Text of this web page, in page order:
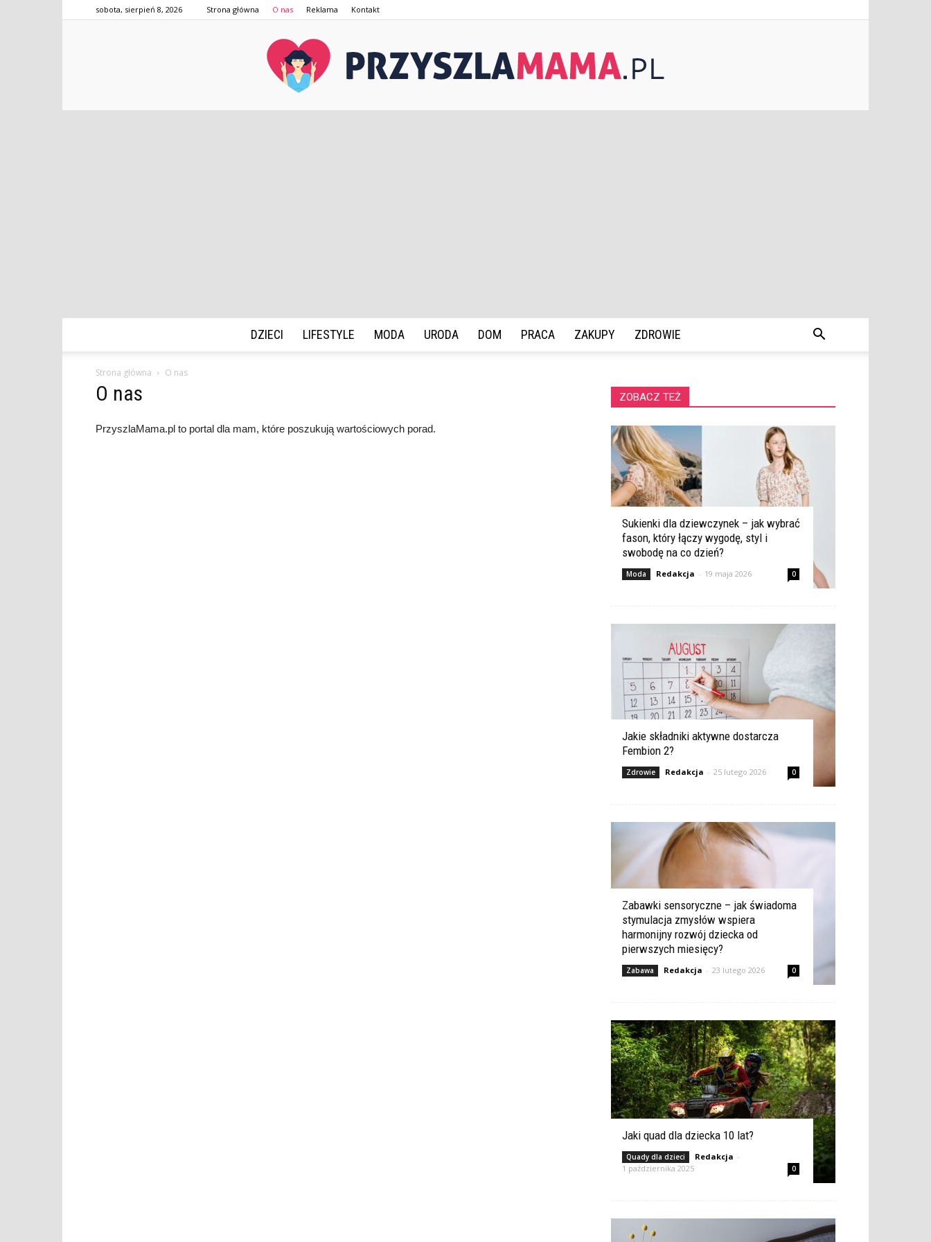
sobota, sierpień 8, 2026 Strona główna O nas Reklama Kontakt
DZIECI LIFESTYLE MODA URODA DOM PRACA ZAKUPY ZDROWIE
Strona główna O nas
O nas
PrzyszlaMama.pl to portal dla mam, które poszukują wartościowych porad.
ZOBACZ TEŻ
Sukienki dla dziewczynek – jak wybrać
fason, który łączy wygodę, styl i
swobodę na co dzień?
Moda Redakcja - 19 maja 2026 0
Jakie składniki aktywne dostarcza
Fembion 2?
Zdrowie Redakcja - 25 lutego 2026 0
Zabawki sensoryczne – jak świadoma
stymulacja zmysłów wspiera
harmonijny rozwój dziecka od
pierwszych miesięcy?
Zabawa Redakcja - 23 lutego 2026 0
Jaki quad dla dziecka 10 lat?
Quady dla dzieci Redakcja -
1 października 2025
0